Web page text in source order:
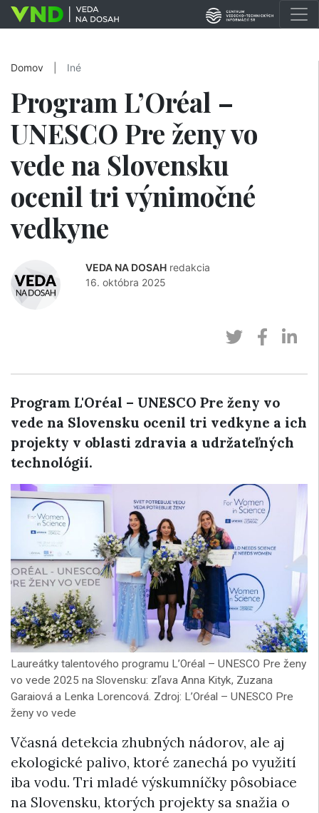
Domov Iné
Program L’Oréal –
UNESCO Pre ženy vo
vede na Slovensku
ocenil tri výnimočné
vedkyne
VEDA NA DOSAH redakcia
16. októbra 2025
Program L'Oréal – UNESCO Pre ženy vo
vede na Slovensku ocenil tri vedkyne a ich
projekty v oblasti zdravia a udržateľných
technológií.
Laureátky talentového programu L’Oréal – UNESCO Pre ženy
vo vede 2025 na Slovensku: zľava Anna Kityk, Zuzana
Garaiová a Lenka Lorencová. Zdroj: L’Oréal – UNESCO Pre
ženy vo vede
Včasná detekcia zhubných nádorov, ale aj
ekologické palivo, ktoré zanechá po využití
iba vodu. Tri mladé výskumníčky pôsobiace
na Slovensku, ktorých projekty sa snažia o